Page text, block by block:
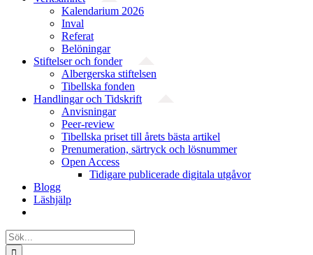
Kalendarium 2026
Inval
Referat
Belöningar
Stiftelser och fonder
Albergerska stiftelsen
Tibellska fonden
Handlingar och Tidskrift
Anvisningar
Peer-review
Tibellska priset till årets bästa artikel
Prenumeration, särtryck och lösnummer
Open Access
Tidigare publicerade digitala utgåvor
Blogg
Läshjälp
Sök
efter: